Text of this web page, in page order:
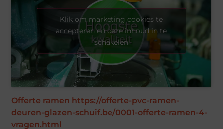
Klik om marketing cookies te
accepteren en deze inhoud in te
schakelen
Offerte ramen https://offerte-pvc-ramen-
deuren-glazen-schuif.be/0001-offerte-ramen-4-
vragen.html